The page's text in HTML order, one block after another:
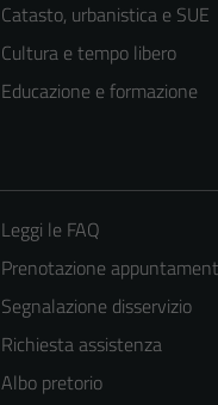
Catasto, urbanistica e SUE
Cultura e tempo libero
Educazione e formazione
Leggi le FAQ
Prenotazione
Segnalazione disservizio
Richiesta assistenza
Albo pretorio